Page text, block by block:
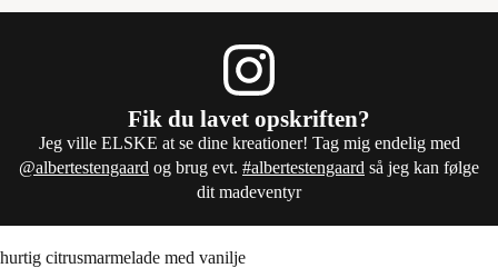
Fik du lavet opskriften?
Jeg ville ELSKE at se dine kreationer! Tag mig endelig med
@albertestengaard og brug evt. #albertestengaard så jeg kan følge
dit madeventyr
hurtig citrusmarmelade med vanilje